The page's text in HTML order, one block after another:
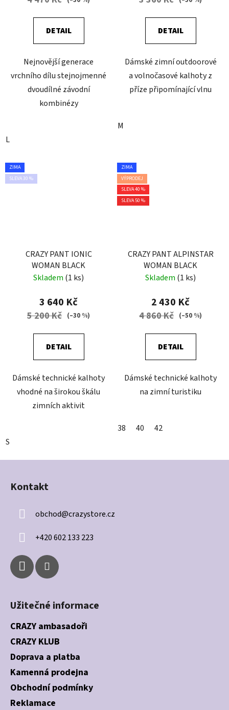
DETAIL
Nejnovější generace
vrchního dílu stejnojmenné
dvoudílné závodní
kombinézy
L
DETAIL
Dámské zimní outdoorové
a volnočasové kalhoty z
příze připomínající vlnu
M
ZIMA
SLEVA 30 %
CRAZY PANT IONIC
WOMAN BLACK
Skladem (1 ks)
3 640 Kč
5 200 Kč (–30 %)
DETAIL
Dámské technické kalhoty
vhodné na širokou škálu
zimních aktivit
S
ZIMA
VÝPRODEJ
SLEVA 40 %
SLEVA 50 %
CRAZY PANT ALPINSTAR
WOMAN BLACK
Skladem (1 ks)
2 430 Kč
4 860 Kč (–50 %)
DETAIL
Dámské technické kalhoty
na zimní turistiku
38 40 42
Z
Kontakt
obchod@crazystore.cz
+420 602 133 223
Užitečné informace
CRAZY ambasadoři
CRAZY KLUB
Doprava a platba
Kamenná prodejna
Obchodní podmínky
Reklamace